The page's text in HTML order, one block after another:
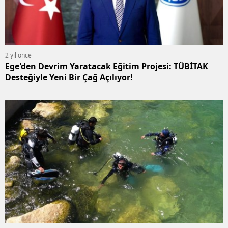
2 yıl önce
Ege'den Devrim Yaratacak Eğitim Projesi: TÜBİTAK
Desteğiyle Yeni Bir Çağ Açılıyor!